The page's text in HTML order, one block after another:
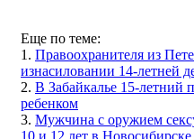
Еще по теме:
1. Правоохранителя из
изнасиловании 14-летней
2. В Забайкалье 15-летний
ребенком
3. Мужчина с оружием
10 и 12 лет в Новосибирске